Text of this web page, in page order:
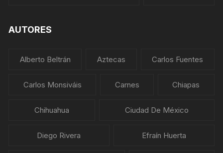
AUTORES
Alberto Beltrán Aztecas Carlos Fuentes
Carlos Monsiváis Carnes Chiapas
Chihuahua Ciudad De México
Diego Rivera Efraín Huerta